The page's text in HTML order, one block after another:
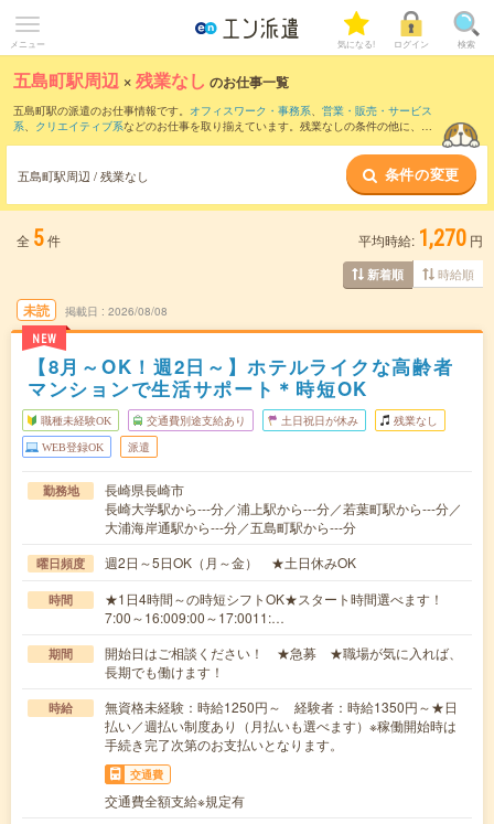
メニュー 気になる! ログイン 検索
五島町駅周辺 ×残業なし のお仕事一覧
五島町駅の派遣のお仕事情報です。 オフィスワーク・事務系、 営業・販売・サービス
系、 クリエイティブ系などのお仕事を取り揃えています。残業なしの条件の他に、 交
五島町駅周辺 / 残業なし 条件の変更
全 5件 平均時給: 1,270 円
新着順 時給順
未読
NEW
掲載日 2026/08/08
【8月～OK！週2日～】ホテルライクな高齢者
マンションで生活サポート＊時短OK
職種未経験OK 交通費別途支給あり 土日祝日が休み 残業なし
WEB登録OK 派遣
勤務地
長崎県長崎市
長崎大学駅から---分／浦上駅から---分／若葉町駅から---分／
大浦海岸通駅から---分／五島町駅から---分
曜日頻度 週2日～5日OK（月～金） ★土日休みOK
時間
★1日4時間～の時短シフトOK★スタート時間選べます！
7:00～16:009:00～17:0011:…
期間
開始日はご相談ください！ ★急募 ★職場が気に入れば、
長期でも働けます！
時給
無資格未経験：時給1250円～ 経験者：時給1350円～★日
払い／週払い制度あり（月払いも選べます）※稼働開始時は
手続き完了次第のお支払いとなります。
交通費
交通費全額支給※規定有